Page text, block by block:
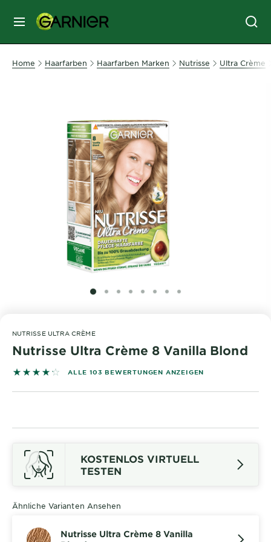
MENU
GESICHTSPFLEGE
HAARFARBE
SONNENSCHUTZ
KÖRPERPFLEGE
SERVICES
DIAGNOSTIK
Unsere
Inhaltsstoffe
Garnier x
Bündchen
Nachhaltigkeit
Cruelty Free
International
Eco
Score
Home Haarfarben Haarfarben Marken Nutrisse Ultra Crème
SLIDE 1
SLIDE 2
SLIDE 3
SLIDE 4
SLIDE 5
SLIDE 6
SLIDE 7
SLIDE 8
NUTRISSE ULTRA CRÈME
Nutrisse Ultra Crème 8 Vanilla Blond
4.2718 out of 5 stars based on reviews
ALLE 103 BEWERTUNGEN ANZEIGEN
KOSTENLOS VIRTUELL
TESTEN
Ähnliche Varianten Ansehen
Nutrisse Ultra Crème 8 Vanilla